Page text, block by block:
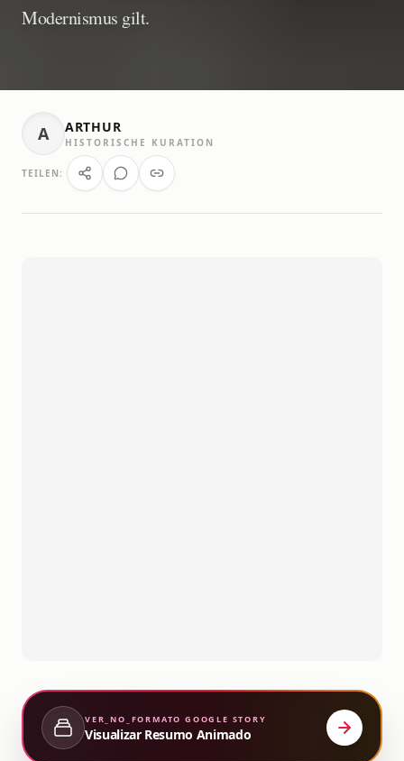
Modernismus gilt.
A ARTHUR
HISTORISCHE KURATION
TEILEN:
VER_NO_FORMATO GOOGLE STORY
Visualizar Resumo Animado